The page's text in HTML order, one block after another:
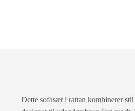
Dette sofasæt i rattan kombinerer